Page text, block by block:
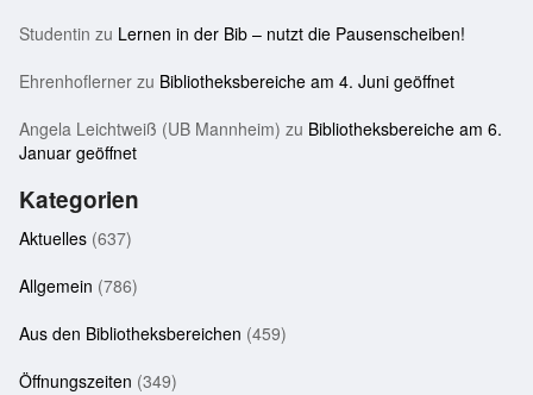
Studentin zu Lernen in der Bib – nutzt die Pausenscheiben!
Ehrenhoflerner zu Bibliotheksbereiche am 4. Juni geöffnet
Angela Leichtweiß (UB Mannheim) zu Bibliotheksbereiche am 6.
Januar geöffnet
Kategorien
Aktuelles (637)
Allgemein (786)
Aus den Bibliotheksbereichen (459)
Öffnungszeiten (349)